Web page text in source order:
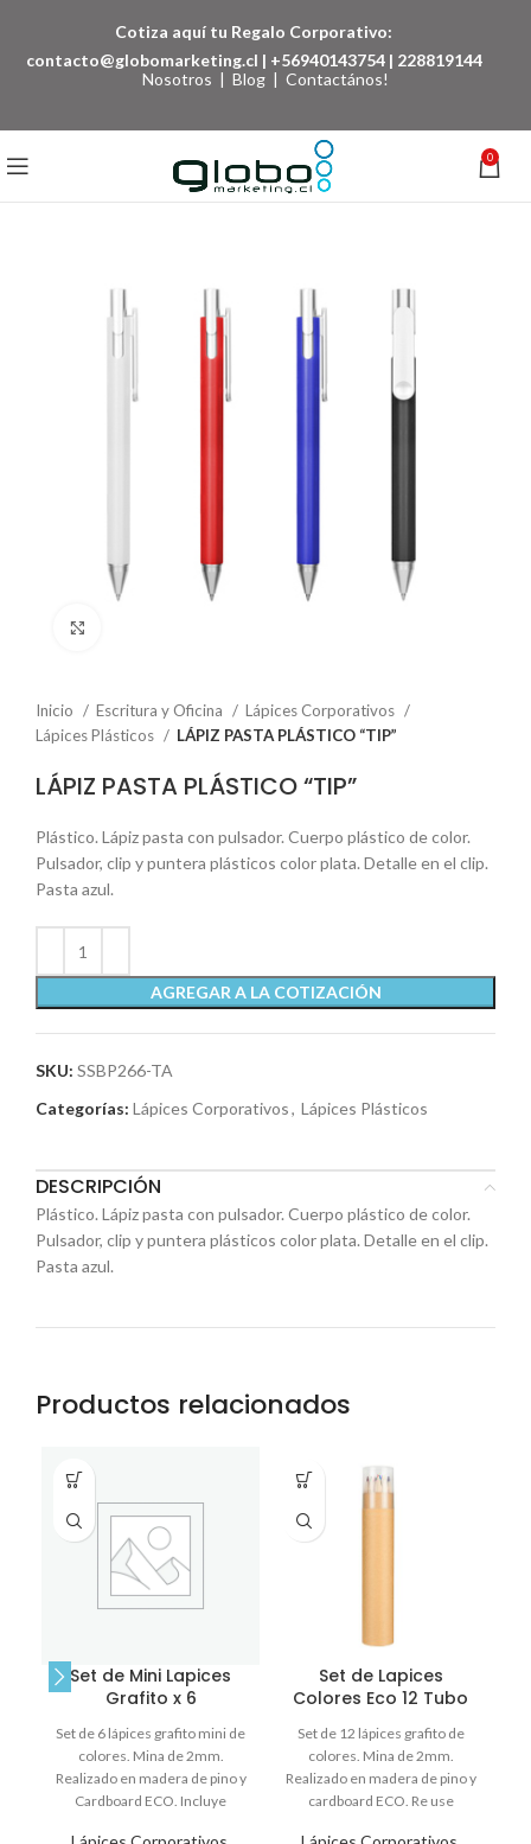
Cotiza aquí tu Regalo Corporativo:
contacto@globomarketing.cl | +56940143754 | 228819144
Nosotros | Blog | Contactános!
0
Inicio Escritura y Oficina
Lápices Corporativos
Lápices Plásticos
LÁPIZ PASTA PLÁSTICO “TIP”
LÁPIZ PASTA PLÁSTICO “TIP”
Plástico. Lápiz pasta con pulsador. Cuerpo plástico de color.
Pulsador, clip y puntera plásticos color plata. Detalle en el clip.
Pasta azul.
AGREGAR A LA COTIZACIÓN
SKU: SSBP266-TA
Categorías: Lápices Corporativos, Lápices Plásticos
DESCRIPCIÓN
Plástico. Lápiz pasta con pulsador. Cuerpo plástico de color.
Pulsador, clip y puntera plásticos color plata. Detalle en el clip.
Pasta azul.
Productos relacionados
Set de Mini Lapices
Grafito x 6
Set de 6 lápices grafito mini de
colores. Mina de 2mm.
Realizado en madera de pino y
Cardboard ECO. Incluye
Set de Lapices
Colores Eco 12 Tubo
Set de 12 lápices grafito de
colores. Mina de 2mm.
Realizado en madera de pino y
cardboard ECO. Re use